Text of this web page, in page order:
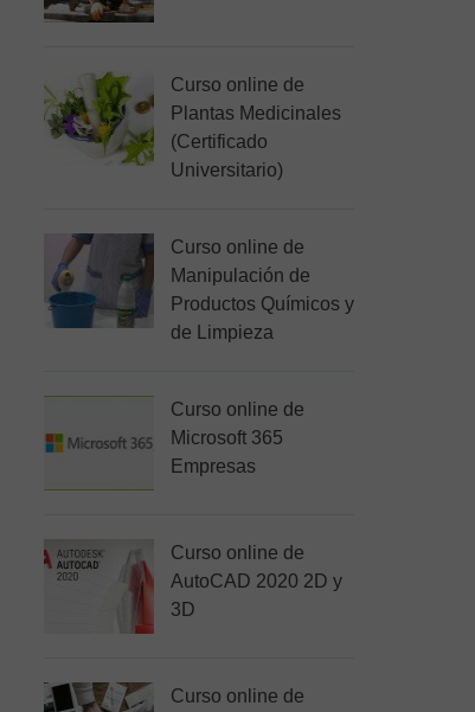
Curso online de
Plantas Medicinales
(Certificado
Universitario)
Curso online de
Manipulación de
Productos Químicos y
de Limpieza
Curso online de
Microsoft 365
Empresas
Curso online de
AutoCAD 2020 2D y
3D
Curso online de